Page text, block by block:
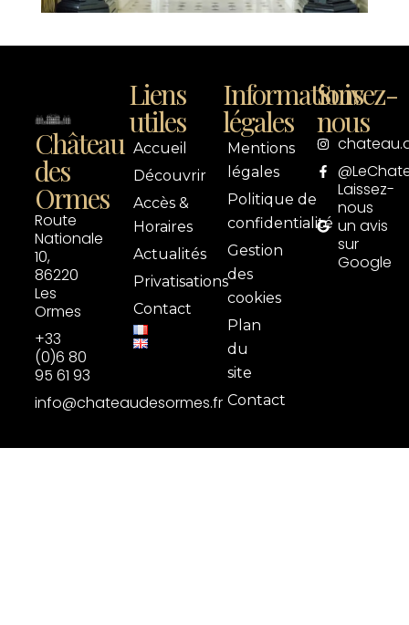
Château
des
Ormes
Route
Nationale
10,
86220
Les
Ormes
+33
(0)6 80
95 61 93
info@chateaudesormes.fr
Liens
utiles
Accueil
Découvrir
Accès &
Horaires
Actualités
Privatisations
Contact
Informations
légales
Mentions
légales
Politique de
confidentialité
Gestion
des
cookies
Plan
du
site
Contact
Suivez-
nous
Laissez-
nous
un avis
sur
Google